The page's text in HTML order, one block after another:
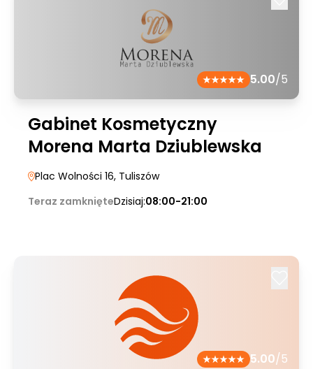
5.00/5
Gabinet Kosmetyczny
Morena Marta Dziublewska
Plac Wolności 16, Tuliszów
Teraz zamknięteDzisiaj:08:00-21:00
5.00/5